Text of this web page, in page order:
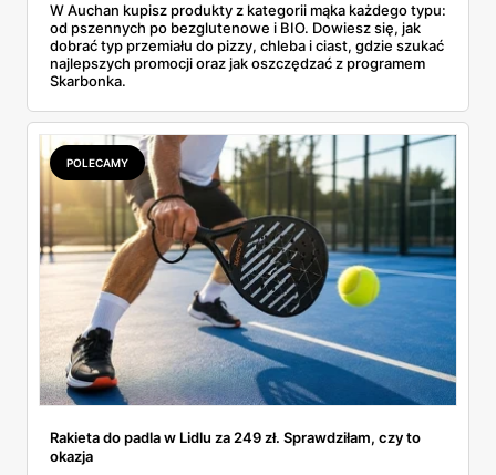
W Auchan kupisz produkty z kategorii mąka każdego typu:
od pszennych po bezglutenowe i BIO. Dowiesz się, jak
dobrać typ przemiału do pizzy, chleba i ciast, gdzie szukać
najlepszych promocji oraz jak oszczędzać z programem
Skarbonka.
POLECAMY
Rakieta do padla w Lidlu za 249 zł. Sprawdziłam, czy to
okazja